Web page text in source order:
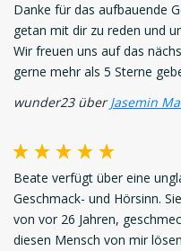
Danke für das aufbauende
getan mit dir zu reden und
Wir freuen uns auf das
gerne mehr als 5 Sterne
wunder23 überJasemin
Beate verfügt über eine
Geschmack- und Hörsinn.
von vor 26 Jahren,
diesen Mensch von mir